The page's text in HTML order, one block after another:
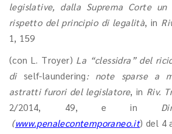
legislative, dalla Suprema Corte
rispetto del principio di legalità, in
1, 159
(con L. Troyer) La “clessidra” del
di self-laundering: note sparse a
astratti furori del legislatore, in Riv.
2/2014, 49, e in
(www.penalecontemporaneo.it) del 4